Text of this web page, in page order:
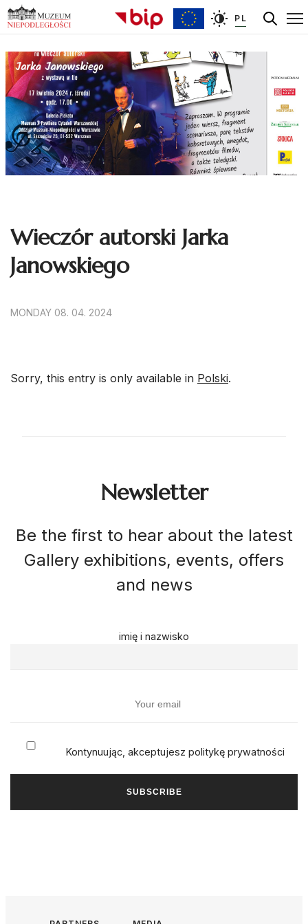
PL
Wieczór autorski Jarka
Janowskiego
MONDAY 08. 04. 2024
Sorry, this entry is only available in Polski.
Newsletter
Be the first to hear about the latest
Gallery exhibitions, events, offers
and news
imię i nazwisko
Kontynuując, akceptujesz politykę prywatności